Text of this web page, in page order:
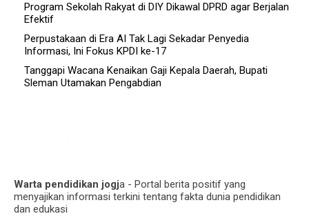
Program Sekolah Rakyat di DIY Dikawal DPRD agar Berjalan
Efektif
Perpustakaan di Era AI Tak Lagi Sekadar Penyedia
Informasi, Ini Fokus KPDI ke-17
Tanggapi Wacana Kenaikan Gaji Kepala Daerah, Bupati
Sleman Utamakan Pengabdian
Warta pendidikan jogja - Portal berita positif yang
menyajikan informasi terkini tentang fakta dunia pendidikan
dan edukasi